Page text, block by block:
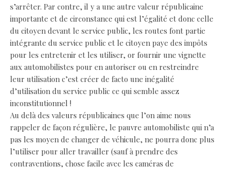
s’arrêter. Par contre, il y a une autre valeur républicaine
importante et de circonstance qui est l’égalité et donc celle
du citoyen devant le service public, les routes font partie
intégrante du service public et le citoyen paye des impôts
pour les entretenir et les utiliser, or fournir une vignette
aux automobilistes pour en autoriser ou en restreindre
leur utilisation c’est créer de facto une inégalité
d’utilisation du service public ce qui semble assez
inconstitutionnel !
Au delà des valeurs républicaines que l’on aime nous
rappeler de façon régulière, le pauvre automobiliste qui n’a
pas les moyen de changer de véhicule, ne pourra donc plus
l’utiliser pour aller travailler (sauf à prendre des
contraventions, chose facile avec les caméras de